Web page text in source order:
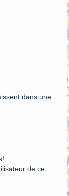
dans une
de ce